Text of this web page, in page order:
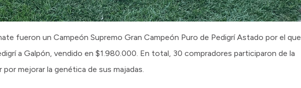
fueron un Campeón Supremo Gran Campeón Puro de Pedigrí Astado por el que
a Galpón, vendido en $1.980.000. En total, 30 compradores participaron de la
mejorar la genética de sus majadas.